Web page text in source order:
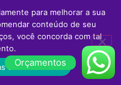
Orçamentos
para melhorar a sua
conteúdo de seu
você concorda com tal
de Privacidade